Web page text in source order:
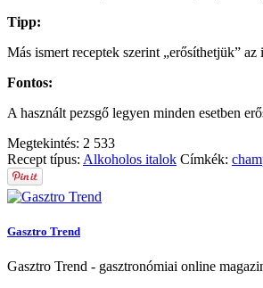
Tipp:
Más ismert receptek szerint „erősíthetjük”
Fontos:
A használt pezsgő legyen minden esetben
Megtekintés: 2 533
Recept típus: Alkoholos italok Címkék:
Gasztro Trend
Gasztro Trend - gasztronómiai online